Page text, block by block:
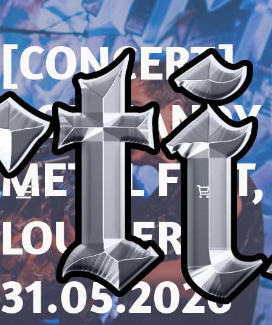
[CONCERT]
NORMANDY
METAL FEST,
LOUVIERS,
31.05.2026